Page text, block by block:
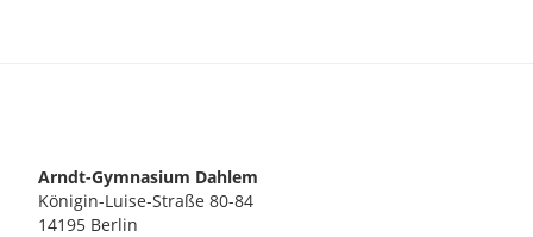
Arndt-Gymnasium Dahlem
Königin-Luise-Straße 80-84
14195 Berlin